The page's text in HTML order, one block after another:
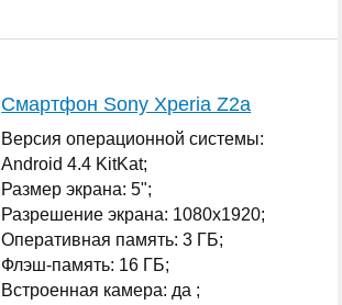
Смартфон Sony Xperia Z2a
Версия операционной системы:
Android 4.4 KitKat;
Размер экрана: 5";
Разрешение экрана: 1080x1920;
Оперативная память: 3 ГБ;
Флэш-память: 16 ГБ;
Встроенная камера: да ;